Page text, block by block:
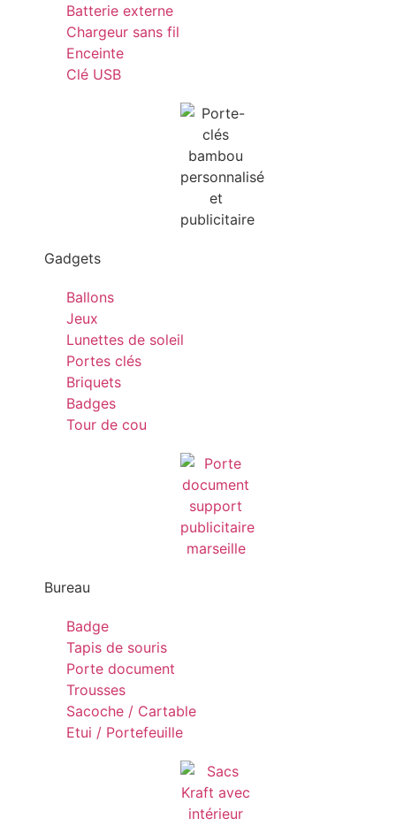
Batterie externe
Chargeur sans fil
Enceinte
Clé USB
Gadgets
Ballons
Jeux
Lunettes de soleil
Portes clés
Briquets
Badges
Tour de cou
Bureau
Badge
Tapis de souris
Porte document
Trousses
Sacoche / Cartable
Etui / Portefeuille